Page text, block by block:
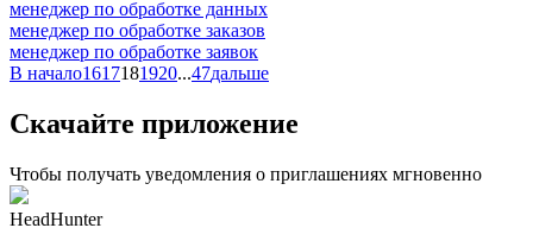
менеджер по обработке данных
менеджер по обработке заказов
менеджер по обработке заявок
В начало1617181920...47дальше
Скачайте приложение
Чтобы получать уведомления о приглашениях мгновенно
HeadHunter